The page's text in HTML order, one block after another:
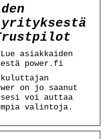
asiakkaiden
power.fi
on jo saanut
voi auttaa
valintoja.